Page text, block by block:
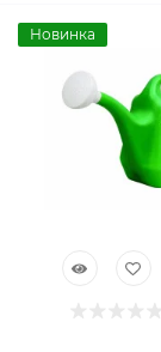
Новинка